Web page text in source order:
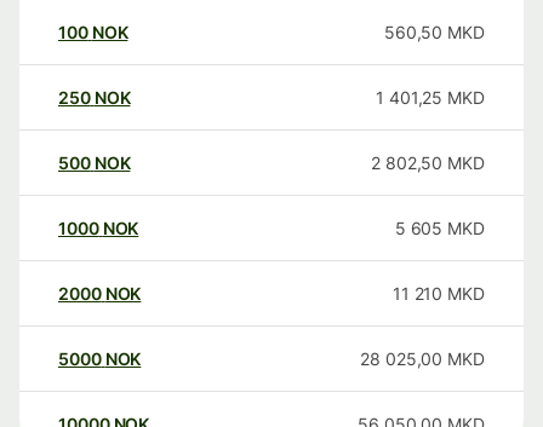
100 NOK 560,50 MKD
250 NOK 1 401,25 MKD
500 NOK 2 802,50 MKD
1000 NOK 5 605 MKD
2000 NOK 11 210 MKD
5000 NOK 28 025,00 MKD